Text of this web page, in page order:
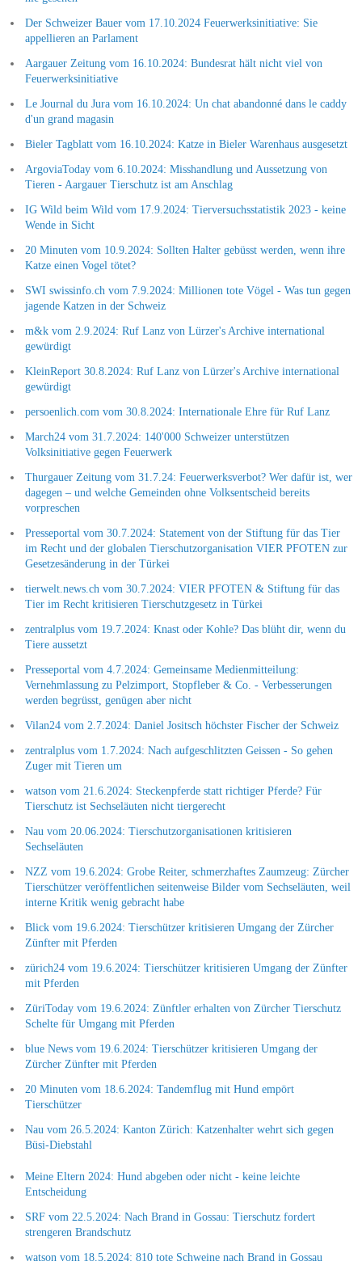
Der Schweizer Bauer vom 17.10.2024 Feuerwerksinitiative: Sie
appellieren an Parlament
Aargauer Zeitung vom 16.10.2024: Bundesrat hält nicht viel von
Feuerwerksinitiative
Le Journal du Jura vom 16.10.2024: Un chat abandonné dans le caddy
d'un grand magasin
Bieler Tagblatt vom 16.10.2024: Katze in Bieler Warenhaus ausgesetzt
ArgoviaToday vom 6.10.2024: Misshandlung und Aussetzung von
Tieren - Aargauer Tierschutz ist am Anschlag
IG Wild beim Wild vom 17.9.2024: Tierversuchsstatistik 2023 - keine
Wende in Sicht
20 Minuten vom 10.9.2024: Sollten Halter gebüsst werden, wenn ihre
Katze einen Vogel tötet?
SWI swissinfo.ch vom 7.9.2024: Millionen tote Vögel - Was tun gegen
jagende Katzen in der Schweiz
m&k vom 2.9.2024: Ruf Lanz von Lürzer's Archive international
gewürdigt
KleinReport 30.8.2024: Ruf Lanz von Lürzer's Archive international
gewürdigt
persoenlich.com vom 30.8.2024: Internationale Ehre für Ruf Lanz
March24 vom 31.7.2024: 140'000 Schweizer unterstützen
Volksinitiative gegen Feuerwerk
Thurgauer Zeitung vom 31.7.24: Feuerwerksverbot? Wer dafür ist, wer
dagegen – und welche Gemeinden ohne Volksentscheid bereits
vorpreschen
Presseportal vom 30.7.2024: Statement von der Stiftung für das Tier
im Recht und der globalen Tierschutzorganisation VIER PFOTEN zur
Gesetzesänderung in der Türkei
tierwelt.news.ch vom 30.7.2024: VIER PFOTEN & Stiftung für das
Tier im Recht kritisieren Tierschutzgesetz in Türkei
zentralplus vom 19.7.2024: Knast oder Kohle? Das blüht dir, wenn du
Tiere aussetzt
Presseportal vom 4.7.2024: Gemeinsame Medienmitteilung:
Vernehmlassung zu Pelzimport, Stopfleber & Co. - Verbesserungen
werden begrüsst, genügen aber nicht
Vilan24 vom 2.7.2024: Daniel Jositsch höchster Fischer der Schweiz
zentralplus vom 1.7.2024: Nach aufgeschlitzten Geissen - So gehen
Zuger mit Tieren um
watson vom 21.6.2024: Steckenpferde statt richtiger Pferde? Für
Tierschutz ist Sechseläuten nicht tiergerecht
Nau vom 20.06.2024: Tierschutzorganisationen kritisieren
Sechseläuten
NZZ vom 19.6.2024: Grobe Reiter, schmerzhaftes Zaumzeug: Zürcher
Tierschützer veröffentlichen seitenweise Bilder vom Sechseläuten, weil
interne Kritik wenig gebracht habe
Blick vom 19.6.2024: Tierschützer kritisieren Umgang der Zürcher
Zünfter mit Pferden
zürich24 vom 19.6.2024: Tierschützer kritisieren Umgang der Zünfter
mit Pferden
ZüriToday vom 19.6.2024: Zünftler erhalten von Zürcher Tierschutz
Schelte für Umgang mit Pferden
blue News vom 19.6.2024: Tierschützer kritisieren Umgang der
Zürcher Zünfter mit Pferden
20 Minuten vom 18.6.2024: Tandemflug mit Hund empört
Tierschützer
Nau vom 26.5.2024: Kanton Zürich: Katzenhalter wehrt sich gegen
Büsi-Diebstahl
Meine Eltern 2024: Hund abgeben oder nicht - keine leichte
Entscheidung
SRF vom 22.5.2024: Nach Brand in Gossau: Tierschutz fordert
strengeren Brandschutz
watson vom 18.5.2024: 810 tote Schweine nach Brand in Gossau